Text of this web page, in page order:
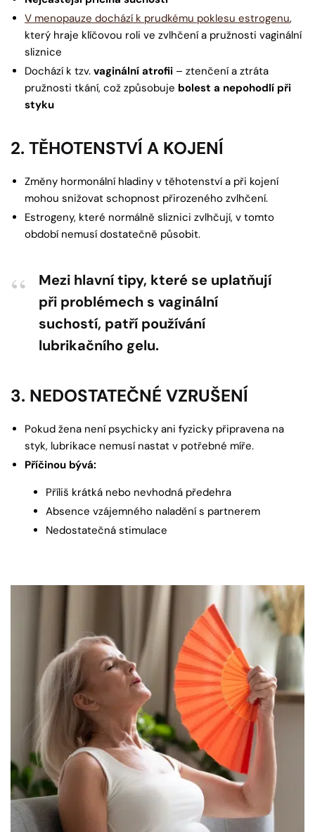
V menopauze dochází k prudkému poklesu estrogenu,
který hraje klíčovou roli ve zvlhčení a pružnosti vaginální
sliznice
Dochází k tzv. vaginální atrofii – ztenčení a ztráta
pružnosti tkání, což způsobuje bolest a nepohodlí při
styku
2. TĚHOTENSTVÍ A KOJENÍ
Změny hormonální hladiny v těhotenství a při kojení
mohou snižovat schopnost přirozeného zvlhčení.
Estrogeny, které normálně sliznici zvlhčují, v tomto
období nemusí dostatečně působit.
Mezi hlavní tipy, které se uplatňují
při problémech s vaginální
suchostí, patří používání
lubrikačního gelu.
3. NEDOSTATEČNÉ VZRUŠENÍ
Pokud žena není psychicky ani fyzicky připravena na
styk, lubrikace nemusí nastat v potřebné míře.
Příčinou bývá:
Příliš krátká nebo nevhodná předehra
Absence vzájemného naladění s partnerem
Nedostatečná stimulace